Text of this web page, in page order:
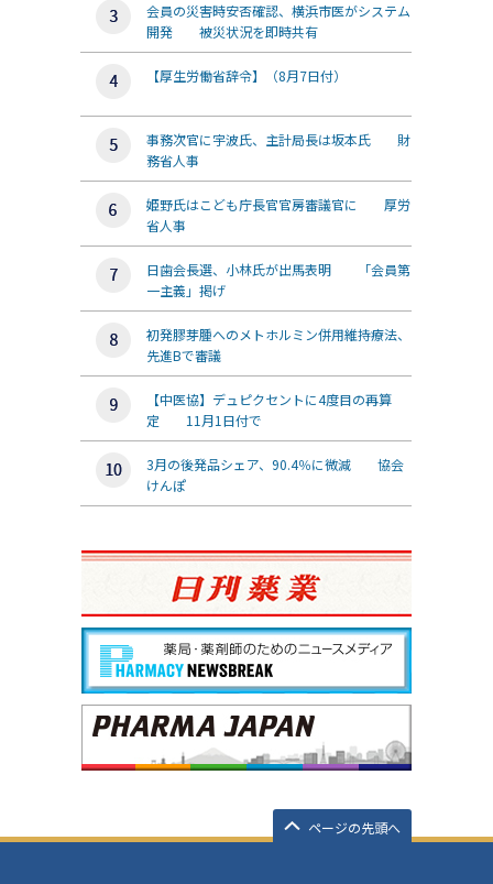
会員の災害時安否確認、横浜市医がシステム
開発 被災状況を即時共有
【厚生労働省辞令】（8月7日付）
事務次官に宇波氏、主計局長は坂本氏 財
務省人事
姫野氏はこども庁長官官房審議官に 厚労
省人事
日歯会長選、小林氏が出馬表明 「会員第
一主義」掲げ
初発膠芽腫へのメトホルミン併用維持療法、
先進Bで審議
【中医協】デュピクセントに4度目の再算
定 11月1日付で
3月の後発品シェア、90.4％に微減 協会
けんぽ
ページの先頭へ